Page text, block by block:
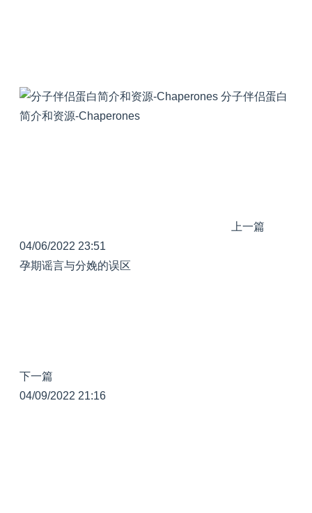
分子伴侣蛋白
简介和资源-Chaperones
上一篇
04/06/2022 23:51
孕期谣言与分娩的误区
下一篇
04/09/2022 21:16